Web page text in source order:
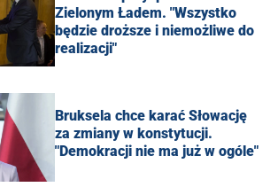
Zielonym Ładem. "Wszystko
będzie droższe i niemożliwe do
realizacji"
Bruksela chce karać Słowację
za zmiany w konstytucji.
"Demokracji nie ma już w ogóle"